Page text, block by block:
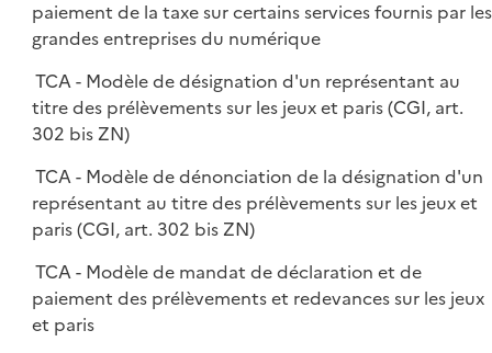
paiement de la taxe sur certains services fournis par les
grandes entreprises du numérique
TCA - Modèle de désignation d'un représentant au
titre des prélèvements sur les jeux et paris (CGI, art.
302 bis ZN)
TCA - Modèle de dénonciation de la désignation d'un
représentant au titre des prélèvements sur les jeux et
paris (CGI, art. 302 bis ZN)
TCA - Modèle de mandat de déclaration et de
paiement des prélèvements et redevances sur les jeux
et paris